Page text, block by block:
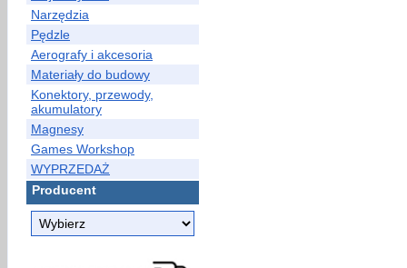
Narzędzia
Pędzle
Aerografy i akcesoria
Materiały do budowy
Konektory, przewody,
akumulatory
Magnesy
Games Workshop
WYPRZEDAŻ
Producent